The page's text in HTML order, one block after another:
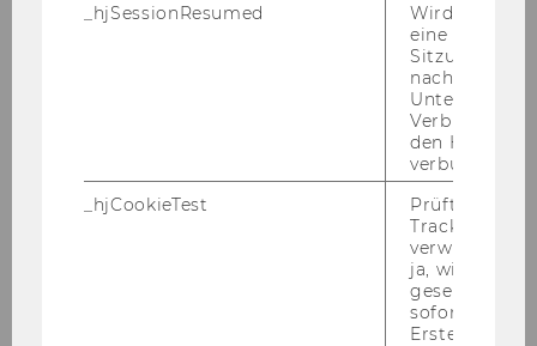
o.Univ.-Prof. Dr. Christoph
christoph.kietaibl@wu.ac.at
_hjSessionResumed
Wird gesetzt,
eine
Sitzung/
nach einer
Verbindung
den Hotjar-
verbunden
_hjCookieTest
Prüft, ob der
Tracking
verwenden
ja, wird ein
gesetzt. Wird
sofort nach
Erstellung